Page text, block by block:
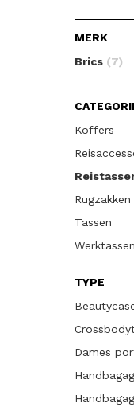
MERK
Brics (7)
Koffers
Rugzakken
Tassen
Werktassen
TYPE
Dames